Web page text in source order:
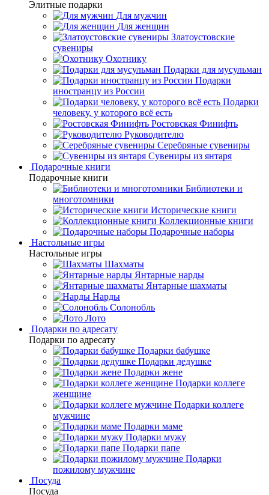
Элитные подарки
Для мужчин
Для женщин
Златоустовские
сувениры
Охотнику
Подарки для мусульман
Подарки
иностранцу из России
Подарки
человеку, у которого всё есть
Ростовская Финифть
Руководителю
Серебряные сувениры
Сувениры из янтаря
Подарочные книги
Подарочные книги
Библиотеки и
многотомники
Исторические книги
Коллекционные книги
Подарочные наборы
Настольные игры
Настольные игры
Шахматы
Янтарные нарды
Янтарные шахматы
Нарды
Солонобль
Лото
Подарки по адресату
Подарки по адресату
Подарки бабушке
Подарки дедушке
Подарки жене
Подарки коллеге
женщине
Подарки коллеге
мужчине
Подарки маме
Подарки мужу
Подарки папе
Подарки
пожилому мужчине
Посуда
Посуда